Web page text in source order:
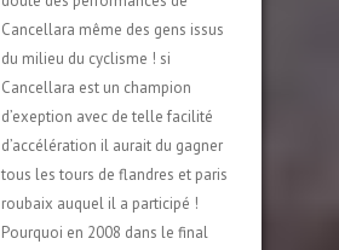
Cancellara même des gens issus
du milieu du cyclisme ! si
Cancellara est un champion
d’exeption avec de telle facilité
d’accélération il aurait du gagner
tous les tours de flandres et paris
roubaix auquel il a participé !
Pourquoi en 2008 dans le final